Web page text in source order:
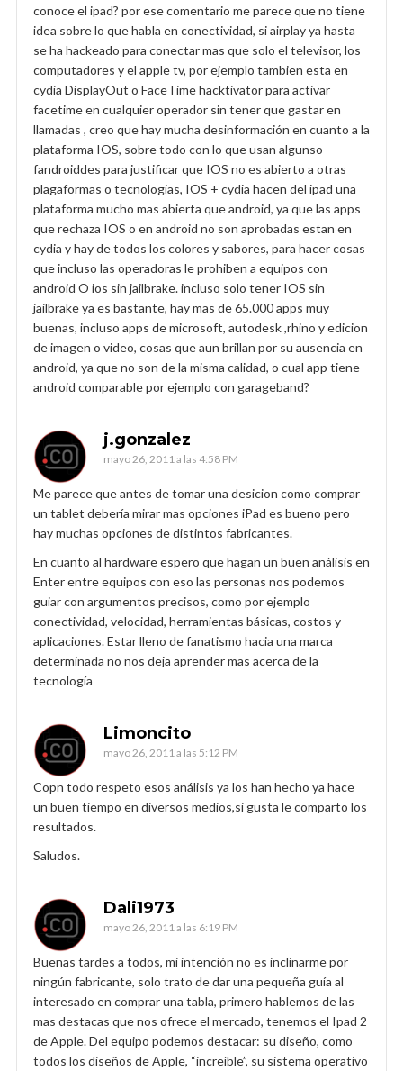
conoce el ipad? por ese comentario me parece que no tiene
idea sobre lo que habla en conectividad, si airplay ya hasta
se ha hackeado para conectar mas que solo el televisor, los
computadores y el apple tv, por ejemplo tambien esta en
cydia DisplayOut o FaceTime hacktivator para activar
facetime en cualquier operador sin tener que gastar en
llamadas , creo que hay mucha desinformación en cuanto a la
plataforma IOS, sobre todo con lo que usan algunso
fandroiddes para justificar que IOS no es abierto a otras
plagaformas o tecnologias, IOS + cydia hacen del ipad una
plataforma mucho mas abierta que android, ya que las apps
que rechaza IOS o en android no son aprobadas estan en
cydia y hay de todos los colores y sabores, para hacer cosas
que incluso las operadoras le prohiben a equipos con
android O ios sin jailbrake. incluso solo tener IOS sin
jailbrake ya es bastante, hay mas de 65.000 apps muy
buenas, incluso apps de microsoft, autodesk ,rhino y edicion
de imagen o video, cosas que aun brillan por su ausencia en
android, ya que no son de la misma calidad, o cual app tiene
android comparable por ejemplo con garageband?
j.gonzalez
mayo 26, 2011 a las 4:58 PM
Me parece que antes de tomar una desicion como comprar
un tablet debería mirar mas opciones iPad es bueno pero
hay muchas opciones de distintos fabricantes.
En cuanto al hardware espero que hagan un buen análisis en
Enter entre equipos con eso las personas nos podemos
guiar con argumentos precisos, como por ejemplo
conectividad, velocidad, herramientas básicas, costos y
aplicaciones. Estar lleno de fanatismo hacia una marca
determinada no nos deja aprender mas acerca de la
tecnología
Limoncito
mayo 26, 2011 a las 5:12 PM
Copn todo respeto esos análisis ya los han hecho ya hace
un buen tiempo en diversos medios,si gusta le comparto los
resultados.
Saludos.
Dali1973
mayo 26, 2011 a las 6:19 PM
Buenas tardes a todos, mi intención no es inclinarme por
ningún fabricante, solo trato de dar una pequeña guía al
interesado en comprar una tabla, primero hablemos de las
mas destacas que nos ofrece el mercado, tenemos el Ipad 2
de Apple. Del equipo podemos destacar: su diseño, como
todos los diseños de Apple, “increíble”, su sistema operativo